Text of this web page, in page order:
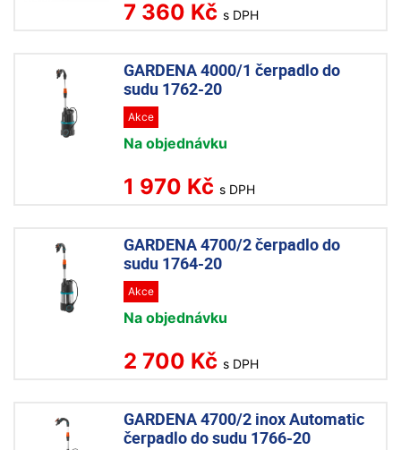
7 360 Kč s DPH
GARDENA 4000/1 čerpadlo do
sudu 1762-20
Akce
Na objednávku
1 970 Kč s DPH
GARDENA 4700/2 čerpadlo do
sudu 1764-20
Akce
Na objednávku
2 700 Kč s DPH
GARDENA 4700/2 inox Automatic
čerpadlo do sudu 1766-20